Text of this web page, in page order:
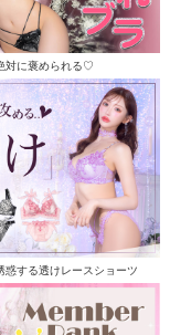
対に褒められる♡
惑する透けレースショーツ